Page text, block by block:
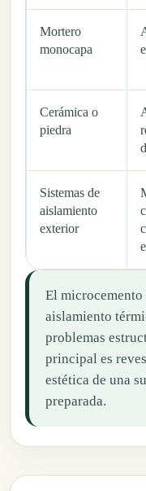
Mortero
monocapa
Cerámica o
piedra
Sistemas de
aislamiento
exterior
El microcemento
aislamiento
problemas
principal es
estética de una
preparada.